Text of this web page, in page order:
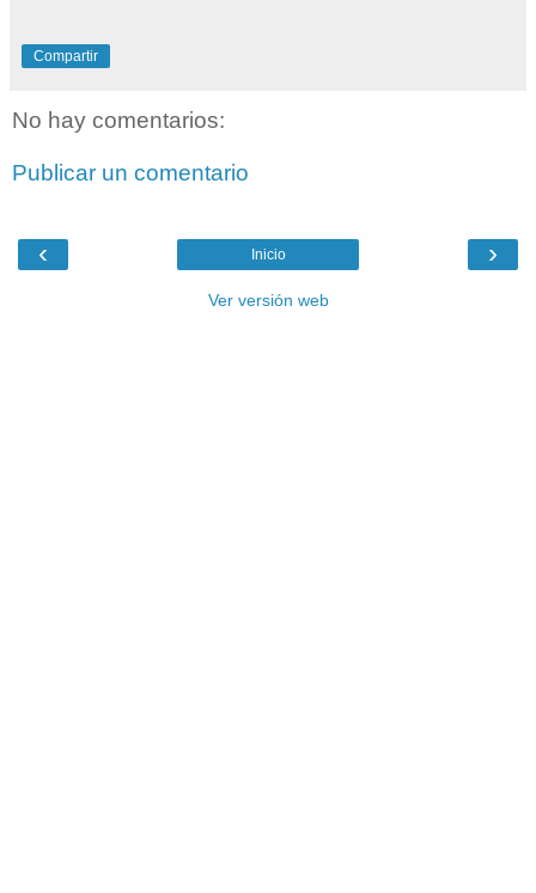
Compartir
No hay comentarios:
Publicar un comentario
‹ ›
Inicio
Ver versión web